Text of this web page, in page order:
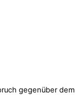
gegenüber dem